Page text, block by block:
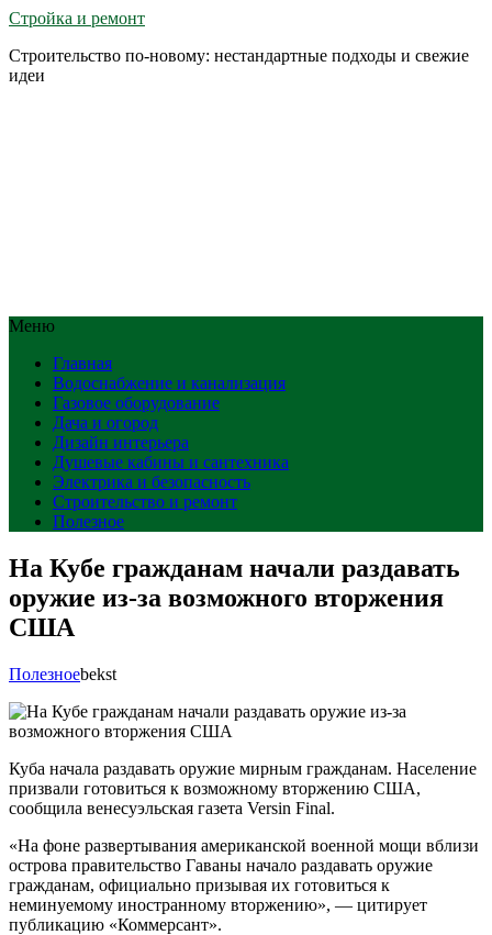
Стройка и ремонт
Строительство по-новому: нестандартные подходы и свежие
идеи
Меню
Главная
Водоснабжение и канализация
Газовое оборудование
Дача и огород
Дизайн интерьера
Душевые кабины и сантехника
Электрика и безопасность
Строительство и ремонт
Полезное
На Кубе гражданам начали раздавать
оружие из-за возможного вторжения
США
Полезноеbekst
Куба начала раздавать оружие мирным гражданам. Население
призвали готовиться к возможному вторжению США,
сообщила венесуэльская газета Versin Final.
«На фоне развертывания американской военной мощи вблизи
острова правительство Гаваны начало раздавать оружие
гражданам, официально призывая их готовиться к
неминуемому иностранному вторжению», — цитирует
публикацию «Коммерсант».